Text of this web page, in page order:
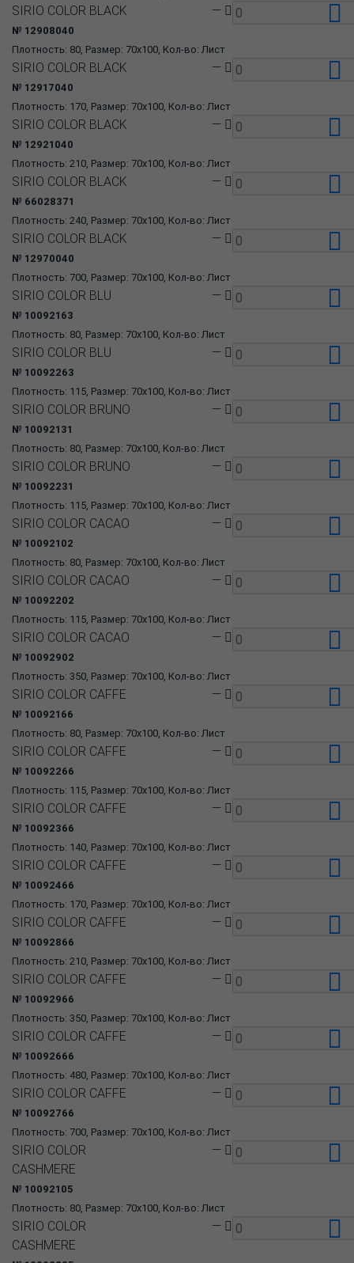
Плотность: 80, Размер: 70x100, Кол-во: Лист
SIRIO COLOR BLACK
№ 12908040
—
Плотность: 170, Размер: 70x100, Кол-во: Лист
SIRIO COLOR BLACK
№ 12917040
—
Плотность: 210, Размер: 70x100, Кол-во: Лист
SIRIO COLOR BLACK
№ 12921040
—
Плотность: 240, Размер: 70x100, Кол-во: Лист
SIRIO COLOR BLACK
№ 66028371
—
Плотность: 700, Размер: 70x100, Кол-во: Лист
SIRIO COLOR BLACK
№ 12970040
—
Плотность: 80, Размер: 70x100, Кол-во: Лист
SIRIO COLOR BLU
№ 10092163
—
Плотность: 115, Размер: 70x100, Кол-во: Лист
SIRIO COLOR BLU
№ 10092263
—
Плотность: 80, Размер: 70x100, Кол-во: Лист
SIRIO COLOR BRUNO
№ 10092131
—
Плотность: 115, Размер: 70x100, Кол-во: Лист
SIRIO COLOR BRUNO
№ 10092231
—
Плотность: 80, Размер: 70x100, Кол-во: Лист
SIRIO COLOR CACAO
№ 10092102
—
Плотность: 115, Размер: 70x100, Кол-во: Лист
SIRIO COLOR CACAO
№ 10092202
—
Плотность: 350, Размер: 70x100, Кол-во: Лист
SIRIO COLOR CACAO
№ 10092902
—
Плотность: 80, Размер: 70x100, Кол-во: Лист
SIRIO COLOR CAFFE
№ 10092166
—
Плотность: 115, Размер: 70x100, Кол-во: Лист
SIRIO COLOR CAFFE
№ 10092266
—
Плотность: 140, Размер: 70x100, Кол-во: Лист
SIRIO COLOR CAFFE
№ 10092366
—
Плотность: 170, Размер: 70x100, Кол-во: Лист
SIRIO COLOR CAFFE
№ 10092466
—
Плотность: 210, Размер: 70x100, Кол-во: Лист
SIRIO COLOR CAFFE
№ 10092866
—
Плотность: 350, Размер: 70x100, Кол-во: Лист
SIRIO COLOR CAFFE
№ 10092966
—
Плотность: 480, Размер: 70x100, Кол-во: Лист
SIRIO COLOR CAFFE
№ 10092666
—
Плотность: 700, Размер: 70x100, Кол-во: Лист
SIRIO COLOR CAFFE
№ 10092766
—
Плотность: 80, Размер: 70x100, Кол-во: Лист
SIRIO COLOR
CASHMERE
№ 10092105
—
SIRIO COLOR
CASHMERE
—